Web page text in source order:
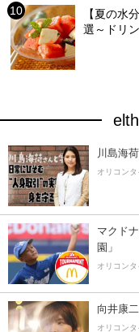
【夏の水
選～ドリ
川島海
オリコン
マクド
園」
オリコン
向井康
オリコン